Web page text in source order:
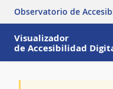
Observatorio de
Visualizador
de Accesibilidad